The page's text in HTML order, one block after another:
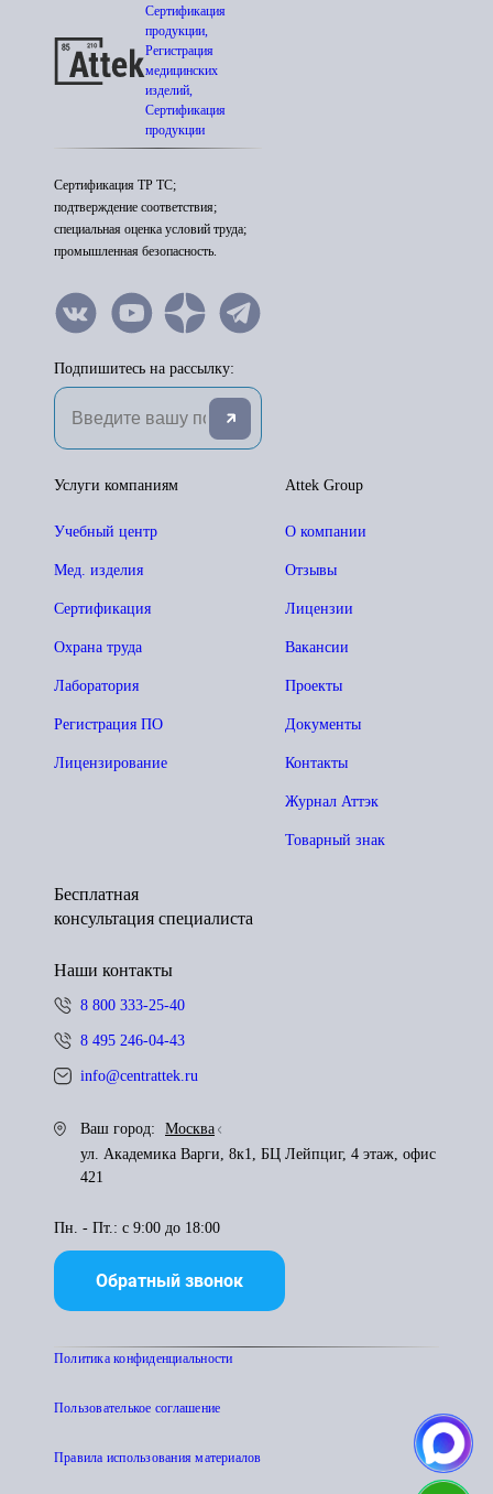
Сертификация
продукции,
Регистрация
медицинских
изделий,
Сертификация
продукции
Сертификация ТР ТС;
подтверждение соответствия;
специальная оценка условий труда;
промышленная безопасность.
Подпишитесь на рассылку:
Attek Group
О компании
Отзывы
Лицензии
Вакансии
Проекты
Документы
Контакты
Журнал Аттэк
Товарный знак
Услуги компаниям
Учебный центр
Мед. изделия
Сертификация
Охрана труда
Лаборатория
Регистрация ПО
Лицензирование
Бесплатная
консультация специалиста
Наши контакты
8 800 333-25-40
8 495 246-04-43
info@centrattek.ru
Ваш город:
Москва
ул. Академика Варги, 8к1, БЦ Лейпциг, 4 этаж, офис
421
Пн. - Пт.: с 9:00 до 18:00
Обратный звонок
Политика конфиденциальности
Пользователькое соглашение
Правила использования материалов